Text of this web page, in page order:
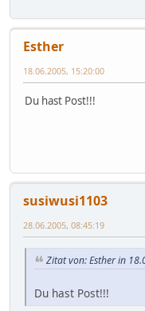
Esther
18.06.2005, 15:20:00
Du hast Post!!!
susiwusi1103
28.06.2005, 08:45:19
Zitat von: Esther in
Du hast Post!!!